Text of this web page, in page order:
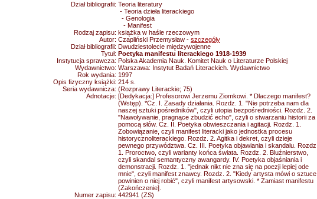
Dział bibliografii: Teoria literatury
- Teoria dzieła literackiego
- Genologia
- Manifest
Rodzaj zapisu: książka w haśle rzeczowym
Autor: Czapliński Przemysław - szczegóły
Dział bibliografii: Dwudziestolecie międzywojenne
Tytuł: Poetyka manifestu literackiego 1918-1939
Instytucja sprawcza: Polska Akademia Nauk. Komitet Nauk o Literaturze Polskiej
Wydawnictwo: Warszawa: Instytut Badań Literackich. Wydawnictwo
Rok wydania: 1997
Opis fizyczny książki: 214 s.
Seria wydawnicza: (Rozprawy Literackie; 75)
Adnotacje: [Dedykacja:] Profesorowi Jerzemu Ziomkowi. * Dlaczego manifest?
(Wstęp). *Cz. I. Zasady działania. Rozdz. 1. "Nie potrzeba nam dla
naszej sztuki pośredników", czyli utopia bezpośredniości. Rozdz. 2.
"Nawoływanie, pragnące zbudzić echo", czyli o stwarzaniu historii za
pomocą słów. Cz. II. Poetyka obwieszczania i agitacji. Rozdz. 1.
Zobowiązanie, czyli manifest literacki jako jednostka procesu
historycznoliterackiego. Rozdz. 2. Agitka i dekret, czyli dzieje
pewnego przywództwa. Cz. III. Poetyka objawiania i skandalu. Rozdz.
1. Proroctwo, czyli warianty końca świata. Rozdz. 2. Bluźnierstwo,
czyli skandal semantyczny awangardy. IV. Poetyka objaśniania i
demonstracji. Rozdz. 1. "jednak nikt nie zna się na poezji lepiej ode
mnie", czyli manifest znawcy. Rozdz. 2. "Kiedy artysta mówi o sztuce,
powinien o niej robić", czyli manifest artysowski. * Zamiast manifestu
(Zakończenie].
Numer zapisu: 442941 (ZS)